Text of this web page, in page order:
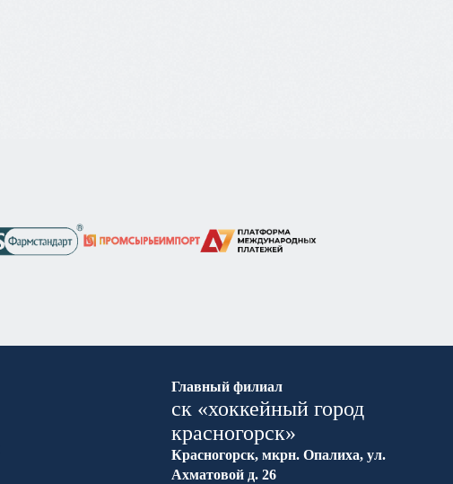
Главный филиал
ск «хоккейный город
красногорск»
Красногорск, мкрн. Опалиха, ул.
Ахматовой д. 26